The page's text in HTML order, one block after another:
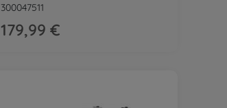
300047511
179,99 €